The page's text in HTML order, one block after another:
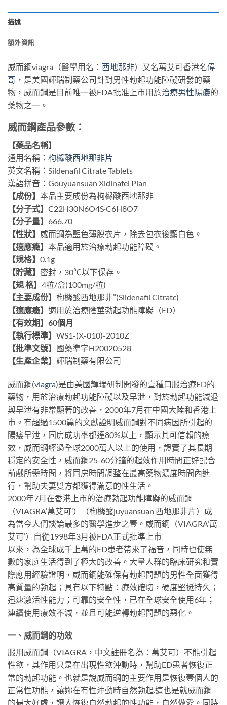
描述
額外資訊
威而鋼viagra（醫學用名： 西地那非）又名萬艾可香港名偉
哥 ，是美國輝瑞制藥公司針對男性勃起功能障礙研發的藥
物，威而鋼是目前唯一被FDA批准上市用於治療男性陽痿的
藥物之一。
威而鋼產品參數：
【藥品名稱】
通用名稱： 枸櫞酸西地那非片
英文名稱：Sildenafil Citrate Tablets
漢語拼音：Gouyuansuan Xidinafei Pian
【成份】 本品主要成份為枸櫞酸西地那非
【分子式】 C22H30N6O4S·C6H8O7
【分子量】 666.70
【性狀】 威而鋼為藍色薄膜衣片，除去包衣後顯白色。
【適應癥】 本品適用於治療勃起功能障礙。
【規格】 0.1g
【貯藏】 密封，30℃以下保存。
【規 格】 4粒/盒(100mg/粒)
【主要成份】 枸櫞酸西地那非”(Sildenafil Citratc)
【適應癥】 適用於治療陰莖勃起功能障礙（ED）
【有效期】60個月
【執行標準】 WS1-(X-010)-2010Z
【批準文號】 國藥準字H20020528
【生產企業】 輝瑞制藥有限公司
威而鋼(viagra)是由美國輝瑞研制開發的壹種口服治療ED的
藥物，用於治療勃起功能障礙以及早泄，對於勃起功能減退
與早泄有非常顯著的改善，2000年7月在中國大陸和香港上
市。有超過1500篇的文獻證明威而鋼對不同病因所引起的
陽痿早泄，同房成功率都達80%以上，顯示其可信賴的療
效，威而鋼經過全球2000萬人以上的使用，證實了其長期
穩定的安全性，威而鋼25-60分鐘的起效作用時間正好配合
前戲所需時間，將同房時間調整在最高藥物濃度時間內進
行，幫助夫妻雙方都獲得滿意的性生活。
2000年7月在香港上市的治療勃起功能障礙的威而鋼
（VIAGRA‘萬艾可’）（枸櫞酸juyuansuan 西地那非片）成
為當今人們談論最多的醫學進步之壹。威而鋼（VIAGRA‘萬
艾可’）自從1998年3月被FDA正式批準上市
以來，為全球成千上萬的ED患者帶來了福音，同時也使無
數的家庭生活得到了極大的改善。大量人群的臨床研究和實
際應用經驗證明，威而鋼能確保有勃起問題的男性全面獲得
高質量的勃起；具有以下特點：療效確切，硬度堅挺持久；
迅速激活性能力；可靠的安全性，已在全球安全使用6年；
連續使用療效不減，並且可能逆轉勃起問題的惡化。
一、威而鋼的功效
服用威而鋼（VIAGRA，中文註冊名為：萬艾可）不能引起
性欲，其作用只是在出現性欲沖動時，幫助ED患者恢復正
常的勃起功能。也就是說威而鋼的主要作用是恢復壹個人的
正常性功能，讓妳在有性沖動時自然勃起.這也是就威而鋼
的最大好處，讓人恢復自然勃起的性功能，自然做愛。同時